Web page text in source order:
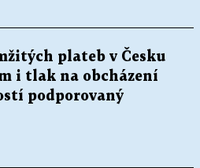
plateb v Česku
i tlak na obcházení
podporovaný